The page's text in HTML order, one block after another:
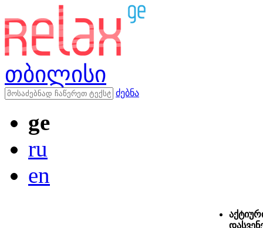
თბილისი
ძებნა
ge
ru
en